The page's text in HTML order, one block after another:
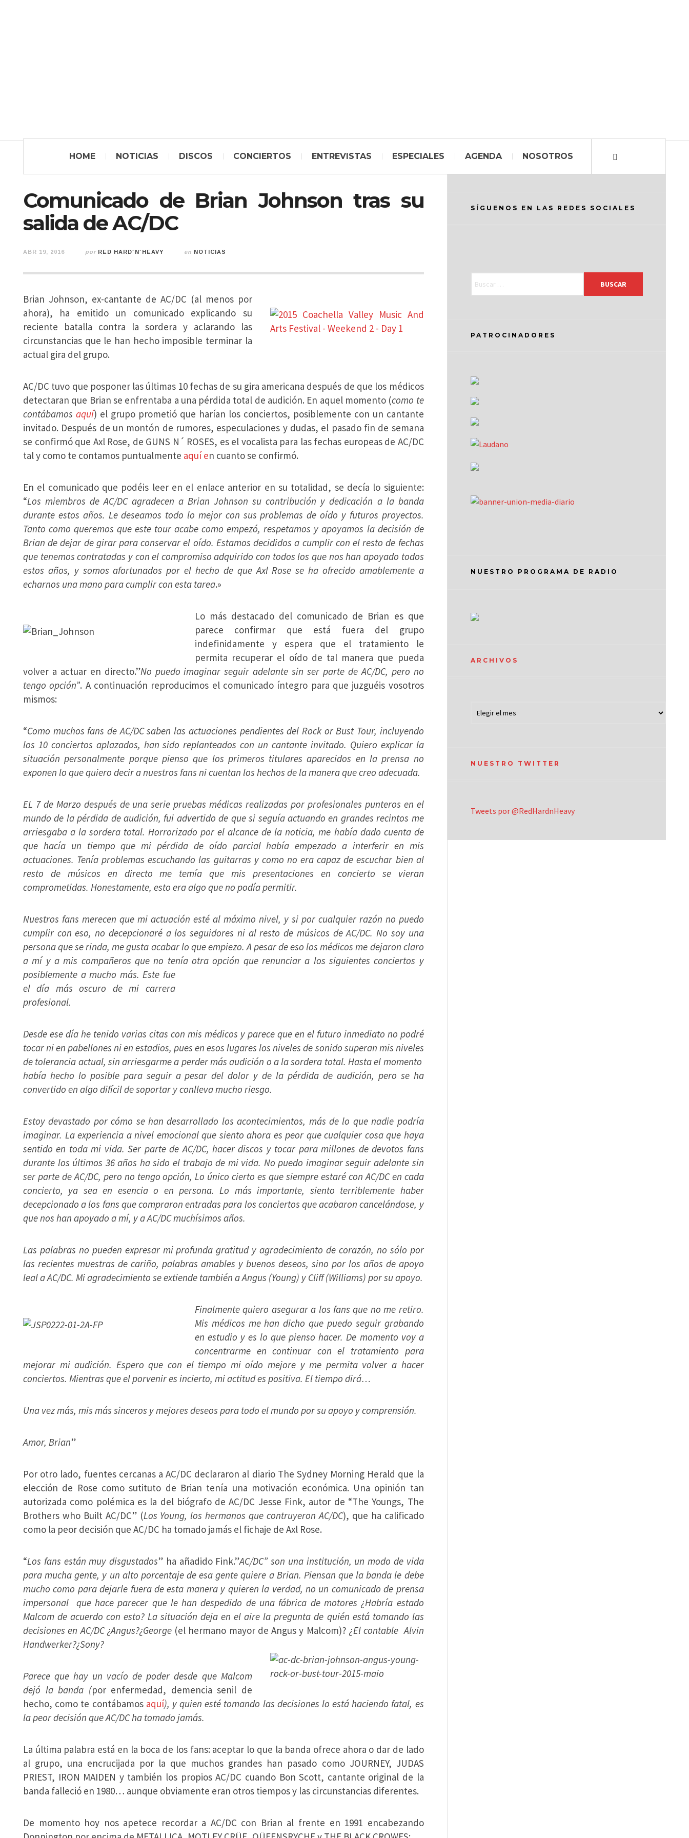
HOME NOTICIAS DISCOS CONCIERTOS ENTREVISTAS ESPECIALES AGENDA NOSOTROS
Comunicado de Brian Johnson tras su
salida de AC/DC
ABR 19, 2016 por RED HARD´N´HEAVY en NOTICIAS
Brian Johnson, ex-cantante de AC/DC (al menos por
ahora), ha emitido un comunicado explicando su
reciente batalla contra la sordera y aclarando las
circunstancias que le han hecho imposible terminar la
actual gira del grupo.
AC/DC tuvo que posponer las últimas 10 fechas de su gira americana después de que los médicos
detectaran que Brian se enfrentaba a una pérdida total de audición. En aquel momento (como te
contábamos aquí) el grupo prometió que harían los conciertos, posiblemente con un cantante
invitado. Después de un montón de rumores, especulaciones y dudas, el pasado fin de semana
se confirmó que Axl Rose, de GUNS N´ ROSES, es el vocalista para las fechas europeas de AC/DC
tal y como te contamos puntualmente aquí en cuanto se confirmó.
En el comunicado que podéis leer en el enlace anterior en su totalidad, se decía lo siguiente:
“Los miembros de AC/DC agradecen a Brian Johnson su contribución y dedicación a la banda
durante estos años. Le deseamos todo lo mejor con sus problemas de oído y futuros proyectos.
Tanto como queremos que este tour acabe como empezó, respetamos y apoyamos la decisión de
Brian de dejar de girar para conservar el oído. Estamos decididos a cumplir con el resto de fechas
que tenemos contratadas y con el compromiso adquirido con todos los que nos han apoyado todos
estos años, y somos afortunados por el hecho de que Axl Rose se ha ofrecido amablemente a
echarnos una mano para cumplir con esta tarea.»
Lo más destacado del comunicado de Brian es que
parece confirmar que está fuera del grupo
indefinidamente y espera que el tratamiento le
permita recuperar el oído de tal manera que pueda
volver a actuar en directo.”No puedo imaginar seguir adelante sin ser parte de AC/DC, pero no
tengo opción”. A continuación reproducimos el comunicado íntegro para que juzguéis vosotros
mismos:
“Como muchos fans de AC/DC saben las actuaciones pendientes del Rock or Bust Tour, incluyendo
los 10 conciertos aplazados, han sido replanteados con un cantante invitado. Quiero explicar la
situación personalmente porque pienso que los primeros titulares aparecidos en la prensa no
exponen lo que quiero decir a nuestros fans ni cuentan los hechos de la manera que creo adecuada.
EL 7 de Marzo después de una serie pruebas médicas realizadas por profesionales punteros en el
mundo de la pérdida de audición, fui advertido de que si seguía actuando en grandes recintos me
arriesgaba a la sordera total. Horrorizado por el alcance de la noticia, me había dado cuenta de
que hacía un tiempo que mi pérdida de oído parcial había empezado a interferir en mis
actuaciones. Tenía problemas escuchando las guitarras y como no era capaz de escuchar bien al
resto de músicos en directo me temía que mis presentaciones en concierto se vieran
comprometidas. Honestamente, esto era algo que no podía permitir.
Nuestros fans merecen que mi actuación esté al máximo nivel, y si por cualquier razón no puedo
cumplir con eso, no decepcionaré a los seguidores ni al resto de músicos de AC/DC. No soy una
persona que se rinda, me gusta acabar lo que empiezo. A pesar de eso los médicos me dejaron claro
a mí y a mis compañeros que no tenía otra opción que renunciar a los siguientes conciertos y
posiblemente a mucho más. Este fue
el día más oscuro de mi carrera
profesional.
Desde ese día he tenido varias citas con mis médicos y parece que en el futuro inmediato no podré
tocar ni en pabellones ni en estadios, pues en esos lugares los niveles de sonido superan mis niveles
de tolerancia actual, sin arriesgarme a perder más audición o a la sordera total. Hasta el momento
había hecho lo posible para seguir a pesar del dolor y de la pérdida de audición, pero se ha
convertido en algo difícil de soportar y conlleva mucho riesgo.
Estoy devastado por cómo se han desarrollado los acontecimientos, más de lo que nadie podría
imaginar. La experiencia a nivel emocional que siento ahora es peor que cualquier cosa que haya
sentido en toda mi vida. Ser parte de AC/DC, hacer discos y tocar para millones de devotos fans
durante los últimos 36 años ha sido el trabajo de mi vida. No puedo imaginar seguir adelante sin
ser parte de AC/DC, pero no tengo opción, Lo único cierto es que siempre estaré con AC/DC en cada
concierto, ya sea en esencia o en persona. Lo más importante, siento terriblemente haber
decepcionado a los fans que compraron entradas para los conciertos que acabaron cancelándose, y
que nos han apoyado a mí, y a AC/DC muchísimos años.
Las palabras no pueden expresar mi profunda gratitud y agradecimiento de corazón, no sólo por
las recientes muestras de cariño, palabras amables y buenos deseos, sino por los años de apoyo
leal a AC/DC. Mi agradecimiento se extiende también a Angus (Young) y Cliff (Williams) por su apoyo.
Finalmente quiero asegurar a los fans que no me retiro.
Mis médicos me han dicho que puedo seguir grabando
en estudio y es lo que pienso hacer. De momento voy a
concentrarme en continuar con el tratamiento para
mejorar mi audición. Espero que con el tiempo mi oído mejore y me permita volver a hacer
conciertos. Mientras que el porvenir es incierto, mi actitud es positiva. El tiempo dirá…
Una vez más, mis más sinceros y mejores deseos para todo el mundo por su apoyo y comprensión.
Amor, Brian”
Por otro lado, fuentes cercanas a AC/DC declararon al diario The Sydney Morning Herald que la
elección de Rose como sutituto de Brian tenía una motivación económica. Una opinión tan
autorizada como polémica es la del biógrafo de AC/DC Jesse Fink, autor de “The Youngs, The
Brothers who Built AC/DC” (Los Young, los hermanos que contruyeron AC/DC), que ha calificado
como la peor decisión que AC/DC ha tomado jamás el fichaje de Axl Rose.
“Los fans están muy disgustados” ha añadido Fink.”AC/DC” son una institución, un modo de vida
para mucha gente, y un alto porcentaje de esa gente quiere a Brian. Piensan que la banda le debe
mucho como para dejarle fuera de esta manera y quieren la verdad, no un comunicado de prensa
impersonal que hace parecer que le han despedido de una fábrica de motores ¿Habría estado
Malcom de acuerdo con esto? La situación deja en el aire la pregunta de quién está tomando las
decisiones en AC/DC ¿Angus?¿George (el hermano mayor de Angus y Malcom)? ¿El contable Alvin
Handwerker?¿Sony?
Parece que hay un vacío de poder desde que Malcom
dejó la banda (por enfermedad, demencia senil de
hecho, como te contábamos aquí), y quien esté tomando las decisiones lo está haciendo fatal, es
la peor decisión que AC/DC ha tomado jamás.
La última palabra está en la boca de los fans: aceptar lo que la banda ofrece ahora o dar de lado
al grupo, una encrucijada por la que muchos grandes han pasado como JOURNEY, JUDAS
PRIEST, IRON MAIDEN y también los propios AC/DC cuando Bon Scott, cantante original de la
banda falleció en 1980… aunque obviamente eran otros tiempos y las circunstancias diferentes.
De momento hoy nos apetece recordar a AC/DC con Brian al frente en 1991 encabezando
SÍGUENOS EN LAS REDES SOCIALES
PATROCINADORES
NUESTRO PROGRAMA DE RADIO
ARCHIVOS
NUESTRO TWITTER
Tweets por @RedHardnHeavy